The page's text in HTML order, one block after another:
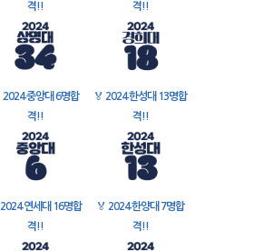
격!!
격!!
2024 중앙대 6명합
격!!
🏅 2024 한성대 13명합
격!!
2024 연세대 16명합
격!!
🏅 2024 한양대 7명합
격!!